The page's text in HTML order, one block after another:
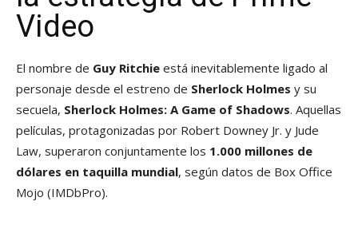
Video
El nombre de Guy Ritchie está inevitablemente ligado al
personaje desde el estreno de Sherlock Holmes y su
secuela, Sherlock Holmes: A Game of Shadows. Aquellas
películas, protagonizadas por Robert Downey Jr. y Jude
Law, superaron conjuntamente los 1.000 millones de
dólares en taquilla mundial, según datos de Box Office
Mojo (IMDbPro).